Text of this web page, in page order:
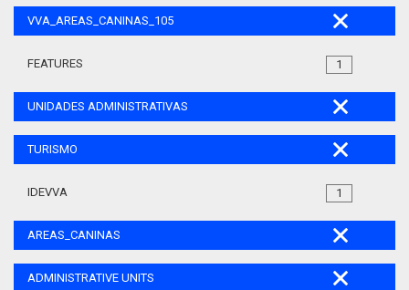
VVA_AREAS_CANINAS_105
1
FEATURES
UNIDADES ADMINISTRATIVAS
TURISMO
1
IDEVVA
AREAS_CANINAS
ADMINISTRATIVE UNITS